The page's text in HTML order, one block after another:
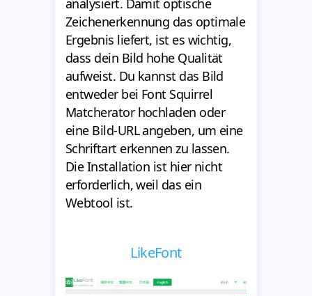
analysiert. Damit optische
Zeichenerkennung das optimale
Ergebnis liefert, ist es wichtig,
dass dein Bild hohe Qualität
aufweist. Du kannst das Bild
entweder bei Font Squirrel
Matcherator hochladen oder
eine Bild-URL angeben, um eine
Schriftart erkennen zu lassen.
Die Installation ist hier nicht
erforderlich, weil das ein
Webtool ist.
LikeFont